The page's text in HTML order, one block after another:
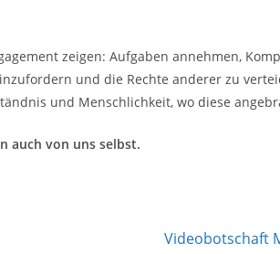
zeigen: Aufgaben annehmen,
und die Rechte anderer zu
und Menschlichkeit, wo diese
auch von uns selbst.
Videobotschaft